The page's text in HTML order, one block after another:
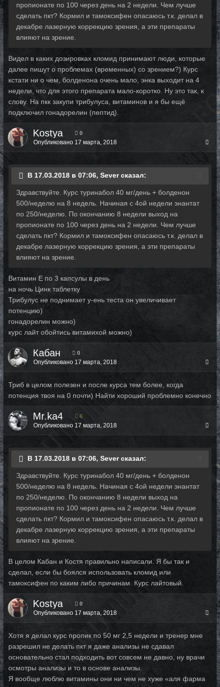
пропионате по 100 через день на 2 недели. Чем лучше
сделать пкт? Кормил и тамоксифен опасаюсь т.к. делал в
декабре лазерную коррекцию зрения, а эти препараты
влияют на зрение.
Видел в каких дозировках кломид принимают люди, которые
далее пишут о проблемах (временных) со зрением?) Курс
кстати ни о чем, болденона очень мало, энка выходит на 4
недели, что для этого препарата мало-коротко. Ну это так, к
слову. На пкк закупи трибулуса, витаминов и я бы ещё
подключил гонадорелин (пептид).
Kostya 0
Опубликовано 17 марта, 2018
В 17.03.2018 в 07:06, Sever сказал:
Здравствуйте. Курс туринабол 40 мг/день + болденон
500/неделю на 8 недель. Начиная с 4ой недели энантат
по 250/неделю. По окончанию 8 недели выход на
пропионате по 100 через день на 2 недели. Чем лучше
сделать пкт? Кормил и тамоксифен опасаюсь т.к. делал в
декабре лазерную коррекцию зрения, а эти препараты
влияют на зрение.
Витамин Е по 3 капсулы в день
на ночь Цинк таблетку
Трибулус не поднимает у-ень теста он увеличивает
потенцию)
гонадорелин можно)
курс лайт обойтись витамихой можно)
Кабан 0
Опубликовано 17 марта, 2018
Триб в целом полезен и после курса тем более, когда
потенция твоя на 0 почти) Найти хороший проблемно конечно
Mr.ka4 6
Опубликовано 17 марта, 2018
В 17.03.2018 в 07:06, Sever сказал:
Здравствуйте. Курс туринабол 40 мг/день + болденон
500/неделю на 8 недель. Начиная с 4ой недели энантат
по 250/неделю. По окончанию 8 недели выход на
пропионате по 100 через день на 2 недели. Чем лучше
сделать пкт? Кормил и тамоксифен опасаюсь т.к. делал в
декабре лазерную коррекцию зрения, а эти препараты
влияют на зрение.
В целом Кабан и Костя правильно написали. Я бы так и
сделал, если бы боялся использовать кломид или
тамоксифен по каким либо причинам. Курс лайтовый.
Kostya 0
Опубликовано 17 марта, 2018
Хотя я делал курс пропик по 50 мг 2,5 недели и тренер мне
разрешил не делать пкт я даже анализы не сдавал
основательно стал подходить вот совсем не давно, ну врачи
осмотры анализы и то в основе анализы.
Я вообще люблю витамины они ни чем не хуже «аля фарма